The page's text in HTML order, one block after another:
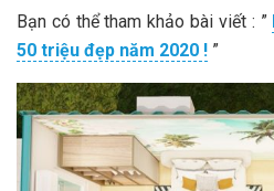
Bạn có thể tham khảo bài viết : ”
50 triệu đẹp năm 2020 ! ”